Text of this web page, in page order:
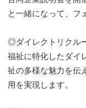
と一緒になって、フ
◎ダイレクトリクル
福祉に特化したダイ
祉の多様な魅力を伝
用を実現します。